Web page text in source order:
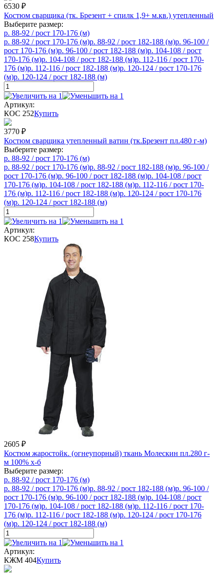
6530 ₽
Костюм сварщика (тк. Брезент + спилк 1,9+ м.кв.) утепленный
Выберите размер:
р. 88-92 / рост 170-176 (м)
р. 88-92 / рост 170-176 (м)р. 88-92 / рост 182-188 (м)р. 96-100 /
рост 170-176 (м)р. 96-100 / рост 182-188 (м)р. 104-108 / рост
170-176 (м)р. 104-108 / рост 182-188 (м)р. 112-116 / рост 170-
176 (м)р. 112-116 / рост 182-188 (м)р. 120-124 / рост 170-176
(м)р. 120-124 / рост 182-188 (м)
Артикул:
КОС 252Купить
3770 ₽
Костюм сварщика утепленный ватин (тк.Брезент пл.480 г-м)
Выберите размер:
р. 88-92 / рост 170-176 (м)
р. 88-92 / рост 170-176 (м)р. 88-92 / рост 182-188 (м)р. 96-100 /
рост 170-176 (м)р. 96-100 / рост 182-188 (м)р. 104-108 / рост
170-176 (м)р. 104-108 / рост 182-188 (м)р. 112-116 / рост 170-
176 (м)р. 112-116 / рост 182-188 (м)р. 120-124 / рост 170-176
(м)р. 120-124 / рост 182-188 (м)
Артикул:
КОС 258Купить
2605 ₽
Костюм жаростойк. (огнеупорный) ткань Молескин пл.280 г-
м 100% х-б
Выберите размер:
р. 88-92 / рост 170-176 (м)
р. 88-92 / рост 170-176 (м)р. 88-92 / рост 182-188 (м)р. 96-100 /
рост 170-176 (м)р. 96-100 / рост 182-188 (м)р. 104-108 / рост
170-176 (м)р. 104-108 / рост 182-188 (м)р. 112-116 / рост 170-
176 (м)р. 112-116 / рост 182-188 (м)р. 120-124 / рост 170-176
(м)р. 120-124 / рост 182-188 (м)
Артикул:
КЖМ 404Купить